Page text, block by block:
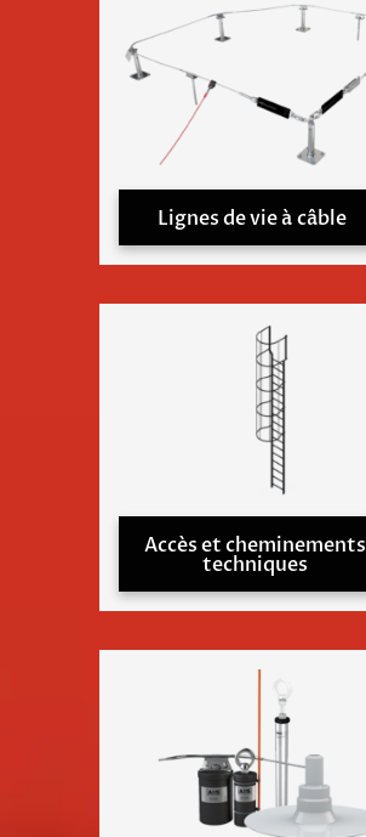
Lignes de vie à câble
Accès et cheminements
techniques